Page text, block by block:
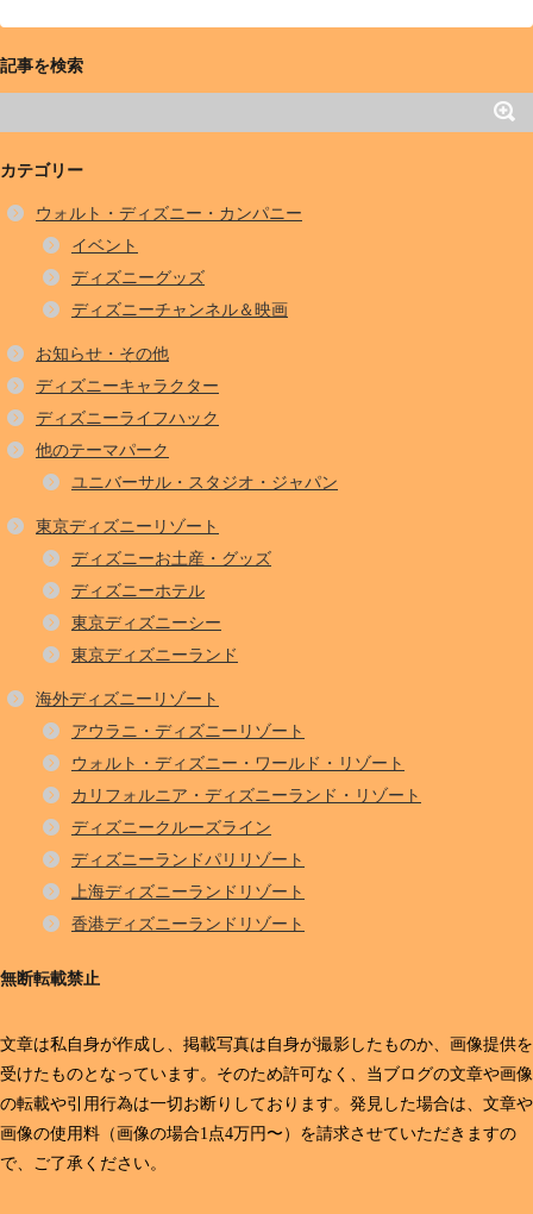
記事を検索
カテゴリー
ウォルト・ディズニー・カンパニー
イベント
ディズニーグッズ
ディズニーチャンネル＆映画
お知らせ・その他
ディズニーキャラクター
ディズニーライフハック
他のテーマパーク
ユニバーサル・スタジオ・ジャパン
東京ディズニーリゾート
ディズニーお土産・グッズ
ディズニーホテル
東京ディズニーシー
東京ディズニーランド
海外ディズニーリゾート
アウラニ・ディズニーリゾート
ウォルト・ディズニー・ワールド・リゾート
カリフォルニア・ディズニーランド・リゾート
ディズニークルーズライン
ディズニーランドパリリゾート
上海ディズニーランドリゾート
香港ディズニーランドリゾート
無断転載禁止
文章は私自身が作成し、掲載写真は自身が撮影したものか、画像提供を
受けたものとなっています。そのため許可なく、当ブログの文章や画像
の転載や引用行為は一切お断りしております。発見した場合は、文章や
画像の使用料（画像の場合1点4万円〜）を請求させていただきますの
で、ご了承ください。